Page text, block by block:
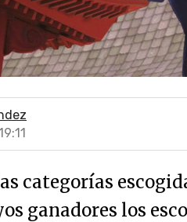
categorías
ganadores los